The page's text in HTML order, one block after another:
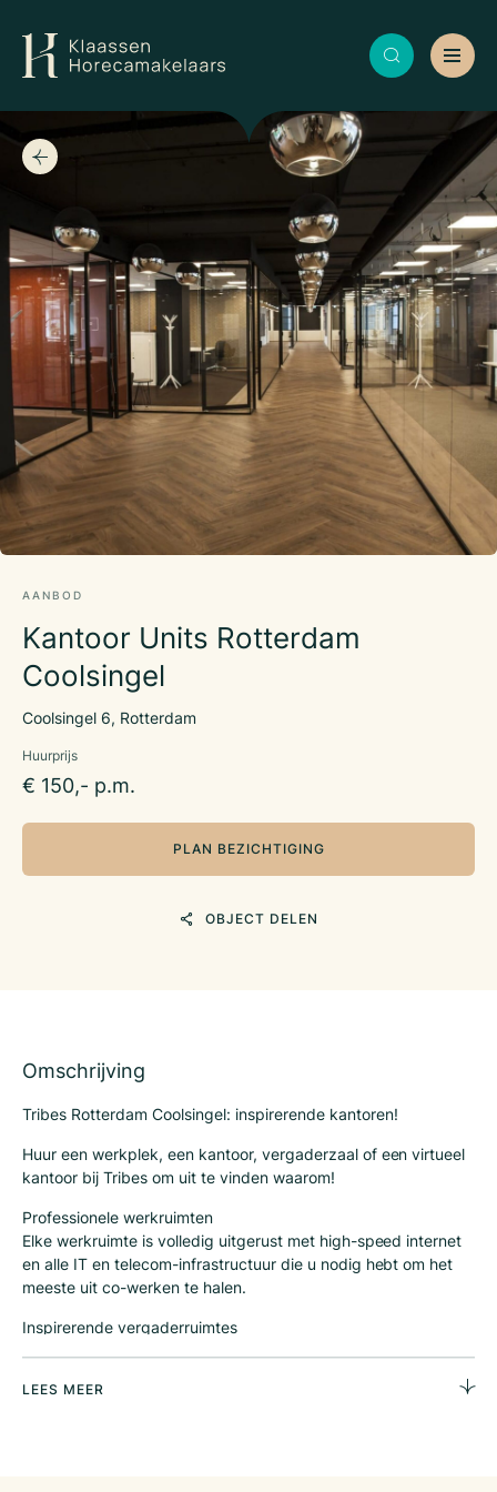
AANBOD
Kantoor Units Rotterdam
Coolsingel
Coolsingel 6, Rotterdam
Huurprijs
€ 150,- p.m.
PLAN BEZICHTIGING
OBJECT DELEN
Omschrijving
Tribes Rotterdam Coolsingel: inspirerende kantoren!
Huur een werkplek, een kantoor, vergaderzaal of een virtueel
kantoor bij Tribes om uit te vinden waarom!
Professionele werkruimten
Elke werkruimte is volledig uitgerust met high-speed internet
en alle IT en telecom-infrastructuur die u nodig hebt om het
meeste uit co-werken te halen.
Inspirerende vergaderruimtes
LEES MEER